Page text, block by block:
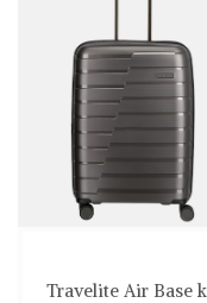
bestelervaring. Waar
je nog op? Bezoek
nog Shwaybox en vind
jouw perfecte tas!
Travelite Air Base